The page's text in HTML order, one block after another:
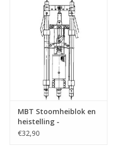
MBT Stoomheiblok en
heistelling -
Bouwtekening Schaal 1
€32,90